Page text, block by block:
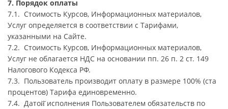
7. Порядок оплаты
7.1. Стоимость Курсов, Информационных материалов,
Услуг определяется в соответствии с Тарифами,
указанными на Сайте.
7.2. Стоимость Курсов, Информационных материалов,
Услуг не облагается НДС на основании пп. 26 п. 2 ст. 149
Налогового Кодекса РФ.
7.3. Пользователь производит оплату в размере 100% (ста
процентов) Тарифа единовременно.
7.4. Датой̆ исполнения Пользователем обязательств по